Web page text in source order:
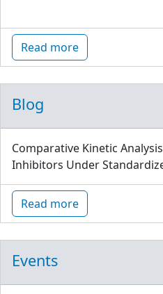
Read more
Blog
Comparative Kinetic
Inhibitors Under
Read more
Events